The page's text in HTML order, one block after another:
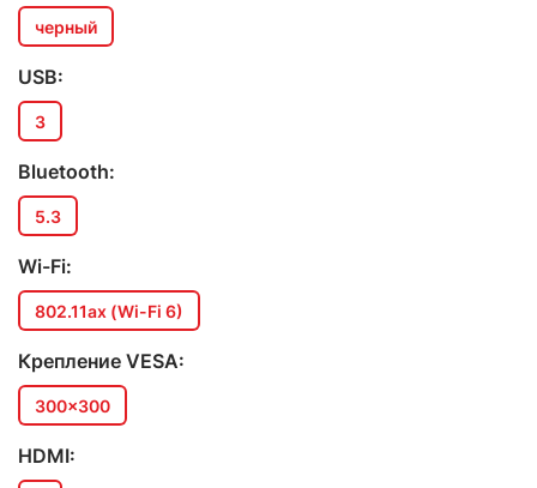
черный
USB:
3
Bluetooth:
5.3
Wi-Fi:
802.11ax (Wi-Fi 6)
Крепление VESA:
300x300
HDMI: